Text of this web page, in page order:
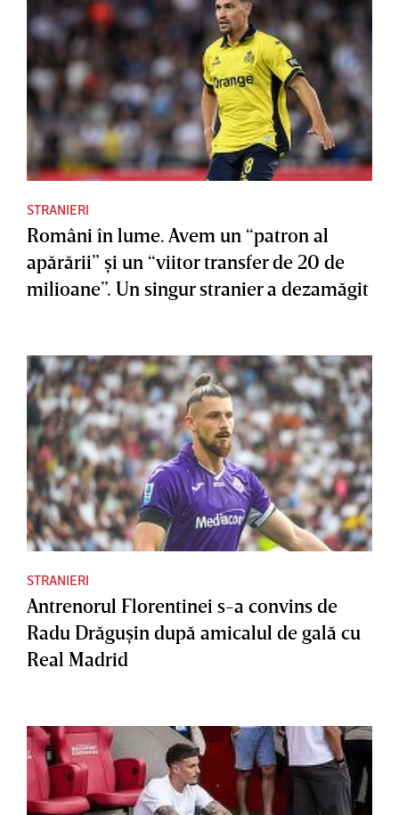
STRANIERI
Români în lume. Avem un “patron al
apărării” şi un “viitor transfer de 20 de
milioane”. Un singur stranier a dezamăgit
STRANIERI
Antrenorul Florentinei s-a convins de
Radu Drăguşin după amicalul de gală cu
Real Madrid